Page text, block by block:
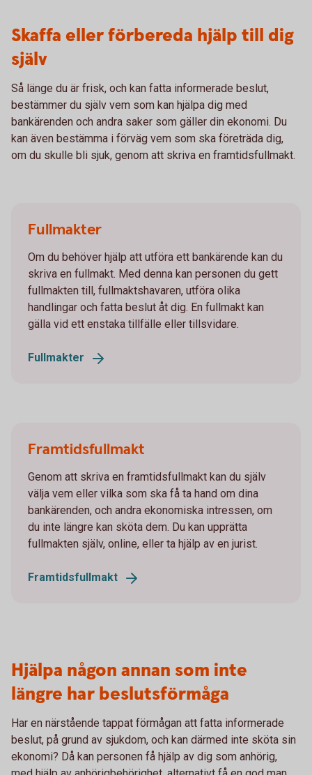
Skaffa eller förbereda hjälp till dig
själv
Så länge du är frisk, och kan fatta informerade beslut,
bestämmer du själv vem som kan hjälpa dig med
bankärenden och andra saker som gäller din ekonomi. Du
kan även bestämma i förväg vem som ska företräda dig,
om du skulle bli sjuk, genom att skriva en framtidsfullmakt.
Fullmakter
Om du behöver hjälp att utföra ett bankärende kan du
skriva en fullmakt. Med denna kan personen du gett
fullmakten till, fullmaktshavaren, utföra olika
handlingar och fatta beslut åt dig. En fullmakt kan
gälla vid ett enstaka tillfälle eller tillsvidare.
Fullmakter
Framtidsfullmakt
Genom att skriva en framtidsfullmakt kan du själv
välja vem eller vilka som ska få ta hand om dina
bankärenden, och andra ekonomiska intressen, om
du inte längre kan sköta dem. Du kan upprätta
fullmakten själv, online, eller ta hjälp av en jurist.
Framtidsfullmakt
Hjälpa någon annan som inte
längre har beslutsförmåga
Har en närstående tappat förmågan att fatta informerade
beslut, på grund av sjukdom, och kan därmed inte sköta sin
ekonomi? Då kan personen få hjälp av dig som anhörig,